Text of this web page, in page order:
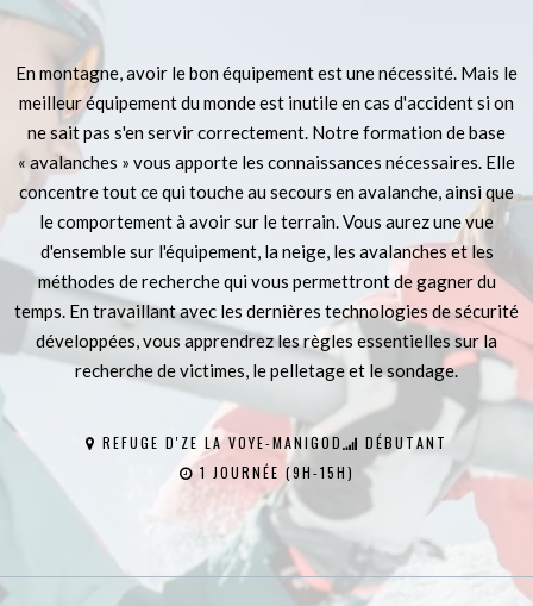
En montagne, avoir le bon équipement est une nécessité. Mais le
meilleur équipement du monde est inutile en cas d'accident si on
ne sait pas s'en servir correctement. Notre formation de base
« avalanches » vous apporte les connaissances nécessaires. Elle
concentre tout ce qui touche au secours en avalanche, ainsi que
le comportement à avoir sur le terrain. Vous aurez une vue
d'ensemble sur l'équipement, la neige, les avalanches et les
méthodes de recherche qui vous permettront de gagner du
temps. En travaillant avec les dernières technologies de sécurité
développées, vous apprendrez les règles essentielles sur la
recherche de victimes, le pelletage et le sondage.
REFUGE D'ZE LA VOYE-MANIGOD
DÉBUTANT
1 JOURNÉE (9H-15H)